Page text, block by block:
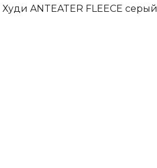
Худи ANTEATER FLEECE серый